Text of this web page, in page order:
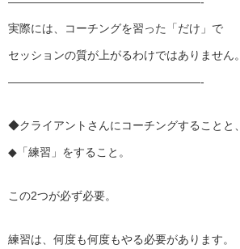
実際には、コーチングを習った「だけ」で
セッションの質が上がるわけではありません。
—————————————————-
◆クライアントさんにコーチングすることと、
◆「練習」をすること。
この2つが必ず必要。
練習は、何度も何度もやる必要があります。